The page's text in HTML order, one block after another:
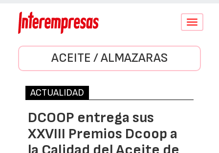
Conmutar
ACEITE / ALMAZARAS
ACTUALIDAD
DCOOP entrega sus
XXVIII Premios Dcoop a